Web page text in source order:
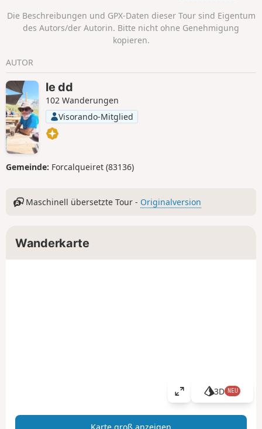
Die Beschreibungen und GPX-Daten dieser Tour sind Eigentum
des Autors/der Autorin. Bitte nicht ohne Genehmigung
kopieren.
AUTOR
le dd
102 Wanderungen
Visorando-Mitglied
Gemeinde: Forcalqueiret (83136)
Maschinell übersetzte Tour - Originalversion
Wanderkarte
K
3D NEU